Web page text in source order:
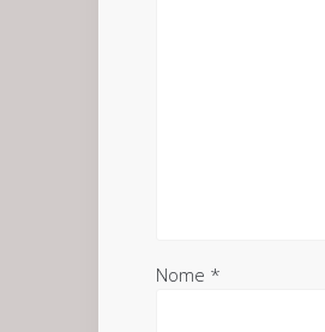
Nome *